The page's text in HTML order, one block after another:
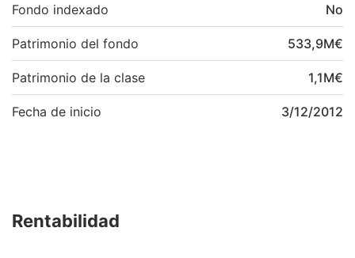
Fondo indexado No
Patrimonio del fondo 533,9M€
Patrimonio de la clase 1,1M€
Fecha de inicio 3/12/2012
Rentabilidad